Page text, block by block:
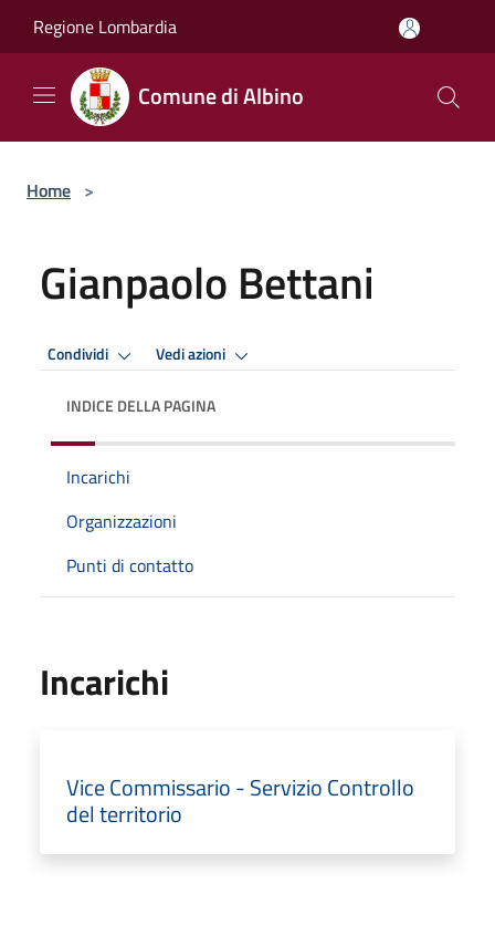
Regione Lombardia
Comune di Albino
Home >
Gianpaolo Bettani
Condividi Vedi azioni
INDICE DELLA PAGINA
Incarichi
Organizzazioni
Punti di contatto
Incarichi
Vice Commissario - Servizio Controllo
del territorio